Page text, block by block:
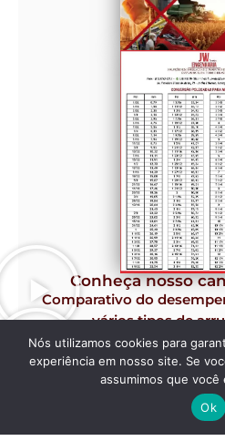
Conheça nosso
Comparativo do
vários tipos de
Junker de
Nós utilizamos cookies para
experiência em nosso site. Se
assumimos que
Ok